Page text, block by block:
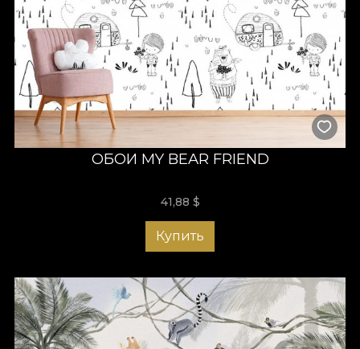
ОБОИ MY BEAR FRIEND
41,88 $
Купить